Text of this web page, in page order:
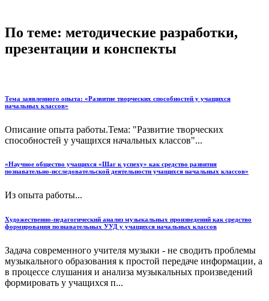
По теме: методические разработки,
презентации и конспекты
Тема заявленного опыта: «Развитие творческих способностей у учащихся
начальных классов»
Описание опыта работы.Тема: "Развитие творческих
способностей у учащихся начальных классов"...
«Научное общество учащихся «Шаг к успеху» как средство развития
познавательно-исследовательской деятельности учащихся начальных классов»
Из опыта работы...
Художественно-педагогический анализ музыкальных произведений как средство
формирования познавательных УУД у учащихся начальных классов
Задача современного учителя музыки - не сводить проблемы
музыкального образования к простой передаче информации, а
в процессе слушания и анализа музыкальных произведений
формировать у учащихся п...